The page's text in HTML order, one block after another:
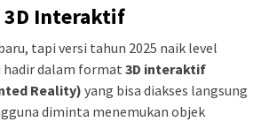
3D Interaktif
tapi versi tahun 2025 naik level
hadir dalam format 3D interaktif
Reality) yang bisa diakses langsung
diminta menemukan objek